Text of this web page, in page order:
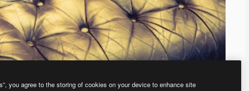
you agree to the storing of cookies on your device to enhance site